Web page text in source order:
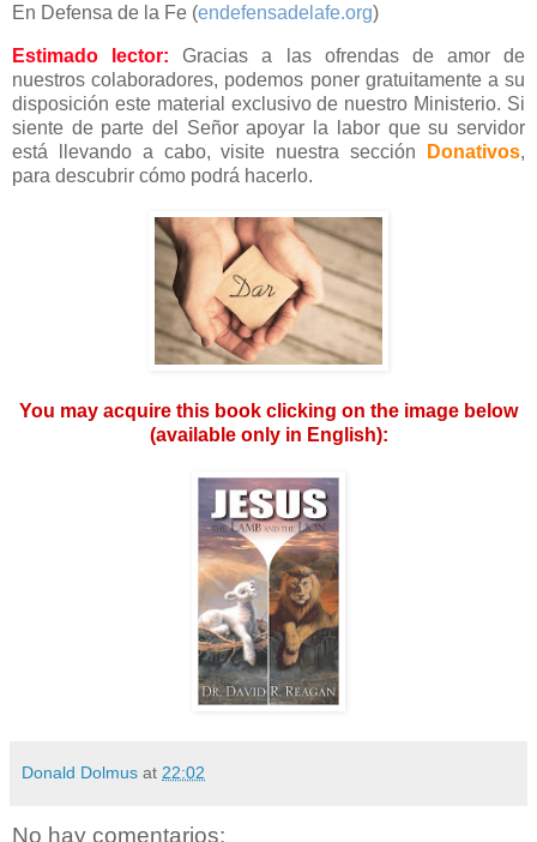
En Defensa de la Fe (endefensadelafe.org)
Estimado lector:
Gracias a las ofrendas de amor de
nuestros colaboradores, podemos poner gratuitamente a su
disposición este material exclusivo de nuestro Ministerio. Si
siente de parte del Señor apoyar la labor que su servidor
está llevando a cabo, visite nuestra sección
Donativos,
para descubrir cómo podrá hacerlo.
You may acquire this book clicking on the image below
(available only in English):
Donald Dolmus at 22:02
No hay comentarios: